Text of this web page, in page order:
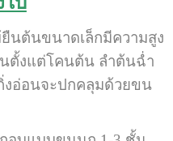
นต้นขนาดเล็กมีความสูง
ตั้งแต่โคนต้น ลำต้นฉ่ำ
งอ่อนจะปกคลุมด้วยขน